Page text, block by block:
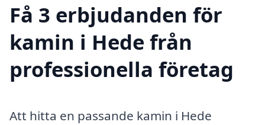
Få 3 erbjudanden för
kamin i Hede från
professionella företag
Att hitta en passande kamin i Hede